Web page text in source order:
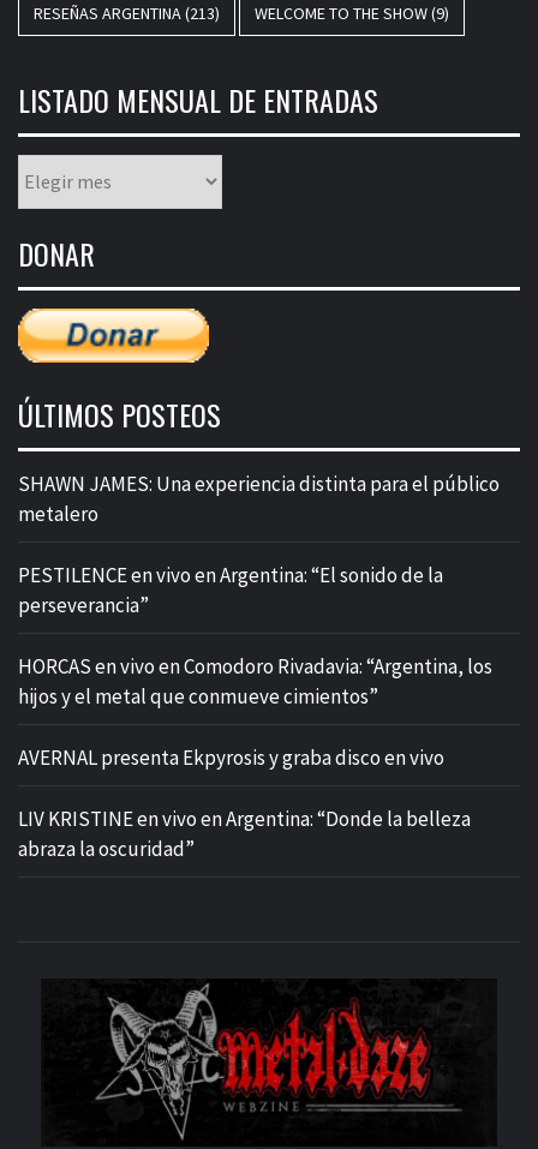
RESEÑAS ARGENTINA(213) WELCOME TO THE SHOW(9)
LISTADO MENSUAL DE ENTRADAS
mensual
entradas
DONAR
ÚLTIMOS POSTEOS
SHAWN JAMES: Una experiencia distinta para el público
metalero
PESTILENCE en vivo en Argentina: “El sonido de la
perseverancia”
HORCAS en vivo en Comodoro Rivadavia: “Argentina, los
hijos y el metal que conmueve cimientos”
AVERNAL presenta Ekpyrosis y graba disco en vivo
LIV KRISTINE en vivo en Argentina: “Donde la belleza
abraza la oscuridad”